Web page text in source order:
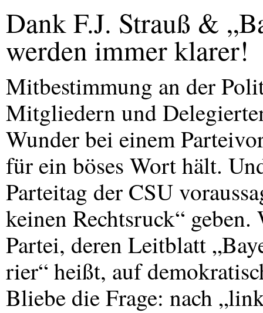
Dank F.J. Strauß &
werden immer klarer!
Mitbestimmung an der
Mitgliedern und
Wunder bei einem
für ein böses Wort hält.
Parteitag der CSU
keinen Rechtsruck“
Partei, deren Leitblatt
rier“ heißt, auf
Bliebe die Frage: nach